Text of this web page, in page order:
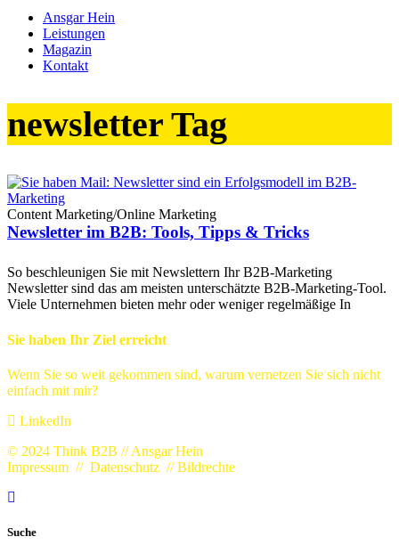
Ansgar Hein
Leistungen
Magazin
Kontakt
newsletter Tag
Content Marketing/Online Marketing
Newsletter im B2B: Tools, Tipps & Tricks
So beschleunigen Sie mit Newslettern Ihr B2B-Marketing
Newsletter sind das am meisten unterschätzte B2B-Marketing-Tool.
Viele Unternehmen bieten mehr oder weniger regelmäßige In
Sie haben Ihr Ziel erreicht
Wenn Sie so weit gekommen sind, warum vernetzen Sie sich nicht
einfach mit mir?
LinkedIn
© 2024 Think B2B // Ansgar Hein
Impressum // Datenschutz //Bildrechte
Suche